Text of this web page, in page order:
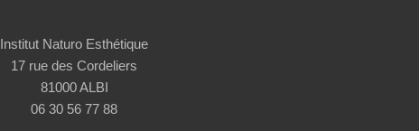
Institut Naturo Esthétique
17 rue des Cordeliers
81000 ALBI
06 30 56 77 88